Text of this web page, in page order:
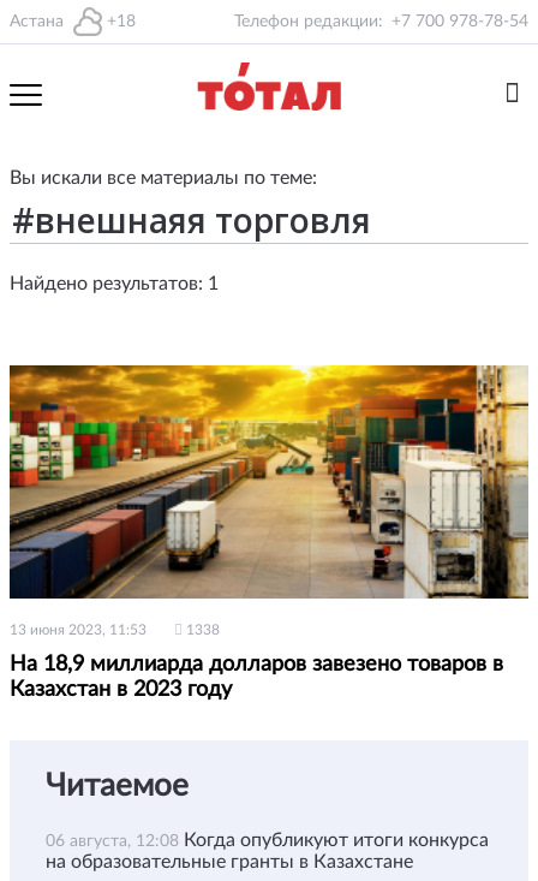
Астана +18 Телефон редакции: +7 700 978-78-54
Вы искали все материалы по теме:
Найдено результатов: 1
13 июня 2023, 11:53 1338
На 18,9 миллиарда долларов завезено товаров в
Казахстан в 2023 году
Читаемое
06 августа, 12:08 Когда опубликуют итоги конкурса
на образовательные гранты в Казахстане